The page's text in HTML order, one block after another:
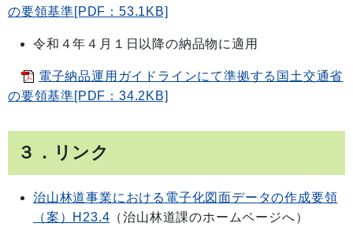
の要領基準[PDF：53.1KB]
令和４年４月１日以降の納品物に適用
電子納品運用ガイドラインにて準拠する国土交通省
の要領基準[PDF：34.2KB]
３．リンク
治山林道事業における電子化図面データの作成要領
（案）H23.4 （治山林道課のホームページへ）